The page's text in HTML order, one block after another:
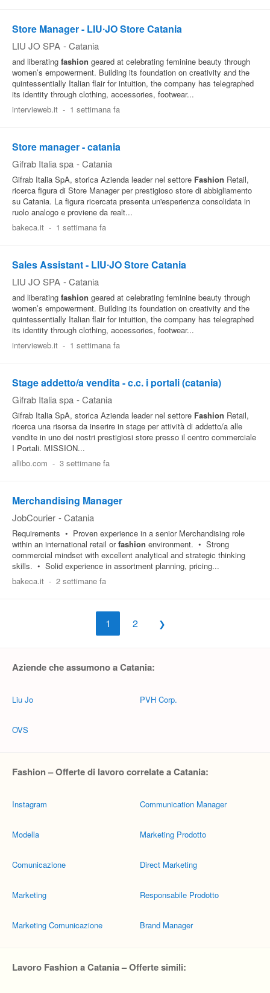
Store Manager - LIU∙JO Store Catania
LIU JO SPA - Catania
and liberating fashion geared at celebrating feminine beauty through
women’s empowerment. Building its foundation on creativity and the
quintessentially Italian flair for intuition, the company has telegraphed
its identity through clothing, accessories, footwear...
intervieweb.it - 1 settimana fa
Store manager - catania
Gifrab Italia spa - Catania
Gifrab Italia SpA, storica Azienda leader nel settore Fashion Retail,
ricerca figura di Store Manager per prestigioso store di abbigliamento
su Catania. La figura ricercata presenta un'esperienza consolidata in
ruolo analogo e proviene da realt...
bakeca.it - 1 settimana fa
Sales Assistant - LIU∙JO Store Catania
LIU JO SPA - Catania
and liberating fashion geared at celebrating feminine beauty through
women’s empowerment. Building its foundation on creativity and the
quintessentially Italian flair for intuition, the company has telegraphed
its identity through clothing, accessories, footwear...
intervieweb.it - 1 settimana fa
Stage addetto/a vendita - c.c. i portali (catania)
Gifrab Italia spa - Catania
Gifrab Italia SpA, storica Azienda leader nel settore Fashion Retail,
ricerca una risorsa da inserire in stage per attività di addetto/a alle
vendite in uno dei nostri prestigiosi store presso il centro commerciale
I Portali. MISSION...
allibo.com - 3 settimane fa
Merchandising Manager
JobCourier - Catania
Requirements • Proven experience in a senior Merchandising role
within an international retail orfashion environment. • Strong
commercial mindset with excellent analytical and strategic thinking
skills. • Solid experience in assortment planning, pricing...
bakeca.it - 2 settimane fa
1 2
Aziende che assumono a Catania:
Liu Jo
OVS
PVH Corp.
Fashion – Offerte di lavoro correlate a Catania:
Instagram
Modella
Comunicazione
Marketing
Marketing Comunicazione
Communication Manager
Marketing Prodotto
Direct Marketing
Responsabile Prodotto
Brand Manager
Lavoro Fashion a Catania – Offerte simili: